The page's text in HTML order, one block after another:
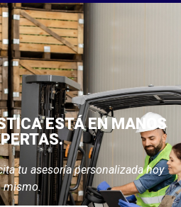
ESTÁ EN MANOS
tu asesoría personalizada hoy
mismo.